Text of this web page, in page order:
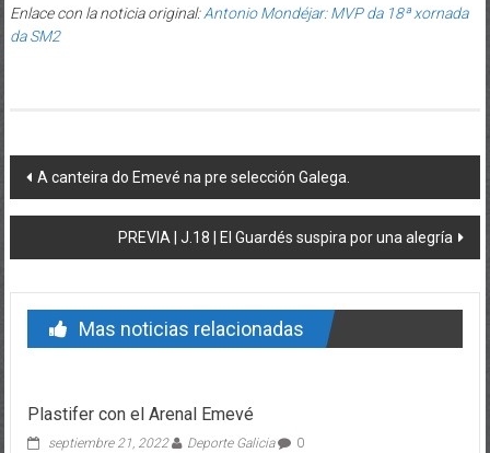
Enlace con la noticia original:Antonio Mondéjar: MVP da 18ª xornada
da SM2
Post navigation
A canteira do Emevé na pre selección Galega.
PREVIA | J.18 | El Guardés suspira por una alegría
Mas noticias relacionadas
Plastifer con el Arenal Emevé
septiembre 21, 2022 Deporte Galicia 0